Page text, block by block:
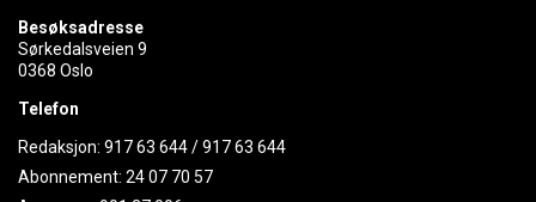
Besøksadresse
Sørkedalsveien 9
0368 Oslo
Telefon
Redaksjon: 917 63 644/917 63 644
Abonnement: 24 07 70 57